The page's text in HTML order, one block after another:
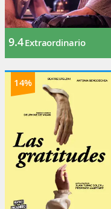
9.4Extraordinario
14%